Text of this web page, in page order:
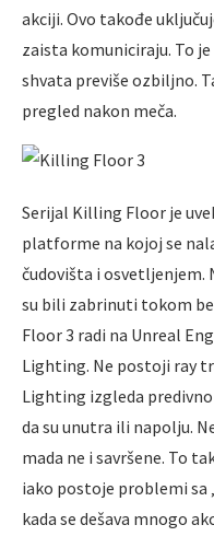
akciji. Ovo takođe
zaista komuniciraju. To
shvata previše ozbiljno.
pregled nakon meča.
Serijal Killing Floor je
platforme na kojoj se
čudovišta i osvetljenjem.
su bili zabrinuti tokom
Floor 3 radi na Unreal
Lighting. Ne postoji ray
Lighting izgleda
da su unutra ili napolju.
mada ne i savršene. To
iako postoje problemi sa
kada se dešava mnogo